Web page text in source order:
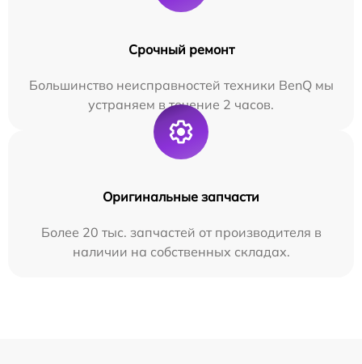
Срочный ремонт
Большинство неисправностей техники BenQ мы
устраняем в течение 2 часов.
Оригинальные запчасти
Более 20 тыс. запчастей от производителя в
наличии на собственных складах.